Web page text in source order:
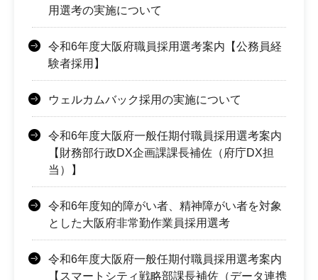
用選考の実施について
令和6年度大阪府職員採用選考案内【公務員経
験者採用】
ウェルカムバック採用の実施について
令和6年度大阪府一般任期付職員採用選考案内
【財務部行政DX企画課課長補佐（府庁DX担
当）】
令和6年度知的障がい者、精神障がい者を対象
とした大阪府非常勤作業員採用選考
令和6年度大阪府一般任期付職員採用選考案内
【スマートシティ戦略部課長補佐（データ連携